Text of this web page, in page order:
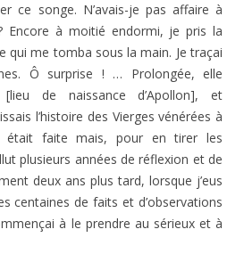
ce songe. N’avais-je pas affaire à
Encore à moitié endormi, je pris la
qui me tomba sous la main. Je traçai
Ô surprise ! … Prolongée, elle
de naissance d’Apollon], et
l’histoire des Vierges vénérées à
était faite mais, pour en tirer les
plusieurs années de réflexion et de
deux ans plus tard, lorsque j’eus
centaines de faits et d’observations
à le prendre au sérieux et à